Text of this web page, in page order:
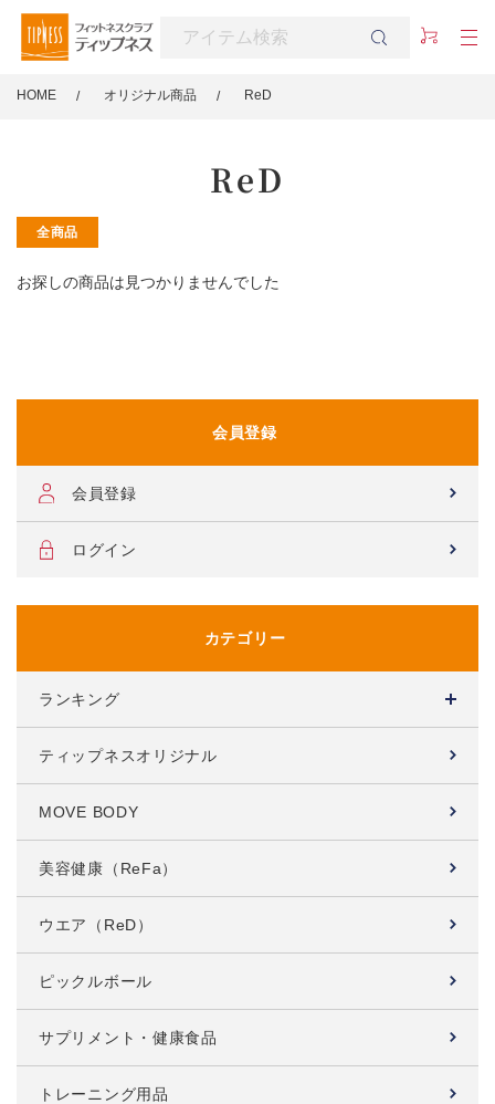
HOME オリジナル商品 ReD
会員登録
会員登録
ログイン
カテゴリー
ランキング
ティップネスオリジナル
MOVE BODY
美容健康（ReFa）
ウエア（ReD）
ピックルボール
サプリメント・健康食品
トレーニング用品
ReD
全商品
お探しの商品は見つかりませんでした